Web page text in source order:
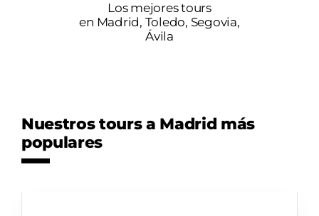
Los mejores tours
en Madrid, Toledo, Segovia,
Ávila
Nuestros tours a Madrid más
populares